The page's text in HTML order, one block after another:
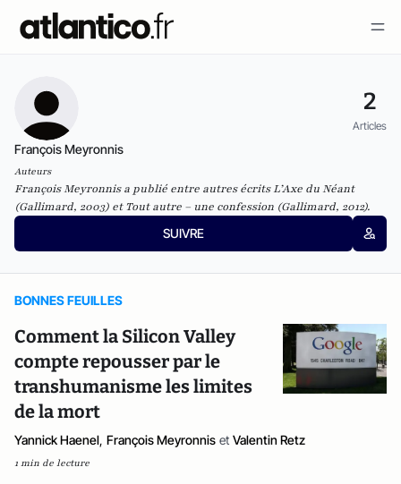
2
Articles
François Meyronnis
Auteurs
François Meyronnis a publié entre autres écrits L’Axe du Néant
(Gallimard, 2003) et Tout autre – une confession (Gallimard, 2012).
SUIVRE
BONNES FEUILLES
Comment la Silicon Valley
compte repousser par le
transhumanisme les limites
de la mort
Yannick Haenel, François Meyronnis et Valentin Retz
1 min de lecture